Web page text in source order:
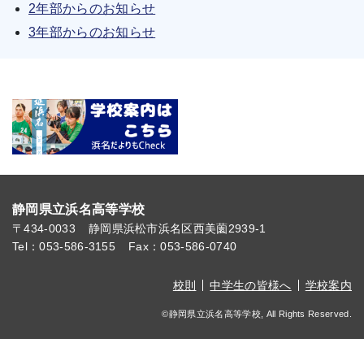
2年部からのお知らせ
3年部からのお知らせ
静岡県立浜名高等学校
〒434-0033
静岡県浜松市浜名区西美薗2939-1
Tel：053-586-3155
Fax：053-586-0740
校則 中学生の皆様へ 学校案内
©静岡県立浜名高等学校, All Rights Reserved.